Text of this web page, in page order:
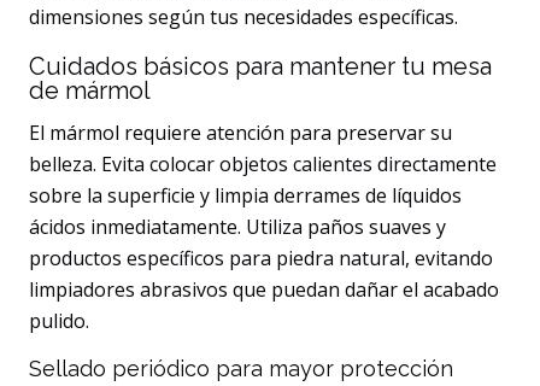
dimensiones según tus necesidades específicas.
Cuidados básicos para mantener tu mesa
de mármol
El mármol requiere atención para preservar su
belleza. Evita colocar objetos calientes directamente
sobre la superficie y limpia derrames de líquidos
ácidos inmediatamente. Utiliza paños suaves y
productos específicos para piedra natural, evitando
limpiadores abrasivos que puedan dañar el acabado
pulido.
Sellado periódico para mayor protección